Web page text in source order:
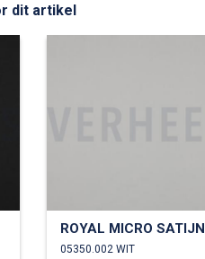
dit artikel
ROYAL MICRO SATIJN
05350.002 WIT